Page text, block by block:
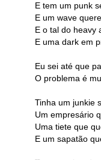
E tem um punk
E um wave
E o tal do heavy
E uma dark em
Eu sei até que
O problema é
Tinha um junkie
Um empresário
Uma tiete que
E um sapatão